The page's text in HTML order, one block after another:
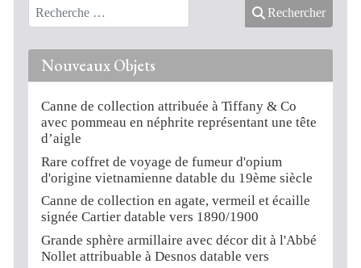
Rechercher
Nouveaux Objets
Canne de collection attribuée à Tiffany & Co
avec pommeau en néphrite représentant une tête
d’aigle
Rare coffret de voyage de fumeur d'opium
d'origine vietnamienne datable du 19ème siècle
Canne de collection en agate, vermeil et écaille
signée Cartier datable vers 1890/1900
Grande sphère armillaire avec décor dit à l'Abbé
Nollet attribuable à Desnos datable vers